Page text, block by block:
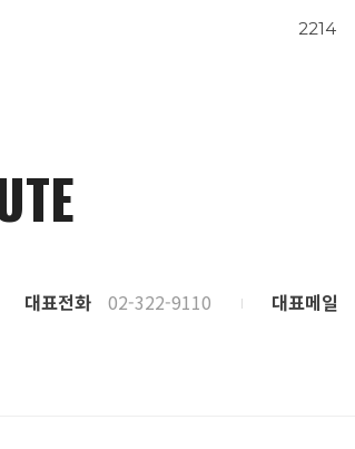
2214
대표전화 02-322-9110 대표메일